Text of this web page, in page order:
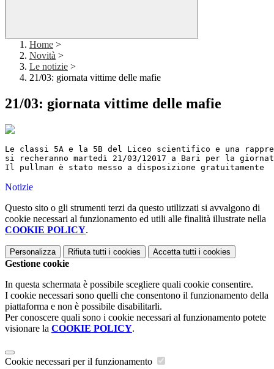
Home >
Novità >
Le notizie >
21/03: giornata vittime delle mafie
21/03: giornata vittime delle mafie
Le classi 5A e la 5B del Liceo scientifico e una
si recheranno martedì 21/03/12017 a Bari per la
Il pullman è stato messo a disposizione gratuitamente
Notizie
Questo sito o gli strumenti terzi da questo utilizzati si avvalgono di
cookie necessari al funzionamento ed utili alle finalità illustrate nella
COOKIE POLICY.
Personalizza Rifiuta tutti i cookies Accetta tutti i cookies
Gestione cookie
In questa schermata è possibile scegliere quali cookie consentire.
I cookie necessari sono quelli che consentono il funzionamento della
piattaforma e non è possibile disabilitarli.
Per conoscere quali sono i cookie necessari al funzionamento potete
visionare la COOKIE POLICY.
Cookie necessari per il funzionamento